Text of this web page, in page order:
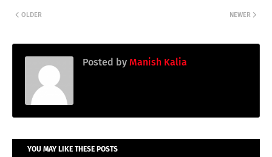
NEWER
OLDER
Posted by Manish Kalia
YOU MAY LIKE THESE POSTS